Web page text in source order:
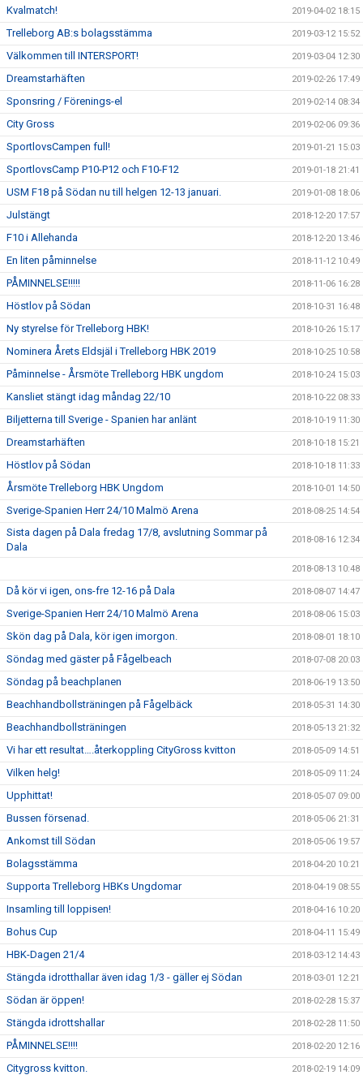
Kvalmatch! 2019-04-02 18:15
Trelleborg AB:s bolagsstämma 2019-03-12 15:52
Välkommen till INTERSPORT! 2019-03-04 12:30
Dreamstarhäften 2019-02-26 17:49
Sponsring / Förenings-el 2019-02-14 08:34
City Gross 2019-02-06 09:36
SportlovsCampen full! 2019-01-21 15:03
SportlovsCamp P10-P12 och F10-F12 2019-01-18 21:41
USM F18 på Södan nu till helgen 12-13 januari. 2019-01-08 18:06
Julstängt 2018-12-20 17:57
F10 i Allehanda 2018-12-20 13:46
En liten påminnelse 2018-11-12 10:49
PÅMINNELSE!!!!! 2018-11-06 16:28
Höstlov på Södan 2018-10-31 16:48
Ny styrelse för Trelleborg HBK! 2018-10-26 15:17
Nominera Årets Eldsjäl i Trelleborg HBK 2019 2018-10-25 10:58
Påminnelse - Årsmöte Trelleborg HBK ungdom 2018-10-24 15:03
Kansliet stängt idag måndag 22/10 2018-10-22 08:33
Biljetterna till Sverige - Spanien har anlänt 2018-10-19 11:30
Dreamstarhäften 2018-10-18 15:21
Höstlov på Södan 2018-10-18 11:33
Årsmöte Trelleborg HBK Ungdom 2018-10-01 14:50
Sverige-Spanien Herr 24/10 Malmö Arena 2018-08-25 14:54
Sista dagen på Dala fredag 17/8, avslutning Sommar på
Dala
2018-08-16 12:34
2018-08-13 10:48
Då kör vi igen, ons-fre 12-16 på Dala 2018-08-07 14:47
Sverige-Spanien Herr 24/10 Malmö Arena 2018-08-06 15:03
Skön dag på Dala, kör igen imorgon. 2018-08-01 18:10
Söndag med gäster på Fågelbeach 2018-07-08 20:03
Söndag på beachplanen 2018-06-19 13:50
Beachhandbollsträningen på Fågelbäck 2018-05-31 14:30
Beachhandbollsträningen 2018-05-13 21:32
Vi har ett resultat….återkoppling CityGross kvitton 2018-05-09 14:51
Vilken helg! 2018-05-09 11:24
Upphittat! 2018-05-07 09:00
Bussen försenad. 2018-05-06 21:31
Ankomst till Södan 2018-05-06 19:57
Bolagsstämma 2018-04-20 10:21
Supporta Trelleborg HBKs Ungdomar 2018-04-19 08:55
Insamling till loppisen! 2018-04-16 10:20
Bohus Cup 2018-04-11 15:49
HBK-Dagen 21/4 2018-03-12 14:43
Stängda idrotthallar även idag 1/3 - gäller ej Södan 2018-03-01 12:21
Södan är öppen! 2018-02-28 15:37
Stängda idrottshallar 2018-02-28 11:50
PÅMINNELSE!!!! 2018-02-20 12:16
Citygross kvitton. 2018-02-19 14:09